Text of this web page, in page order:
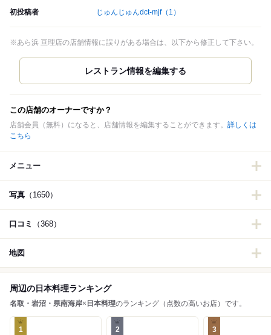
初投稿者 じゅんじゅんdct-mjf（1）
※あら浜 亘理店の店舗情報に誤りがある場合は、以下から修正して下さい。
この店舗のオーナーですか？
店舗会員（無料）になると、店舗情報を編集することができます。 詳しくは
こちら
メニュー
写真 （1650）
口コミ （368）
地図
周辺の日本料理ランキング
名取・岩沼・県南海岸× 日本料理のランキング（点数の高いお店）です。
1 2 3